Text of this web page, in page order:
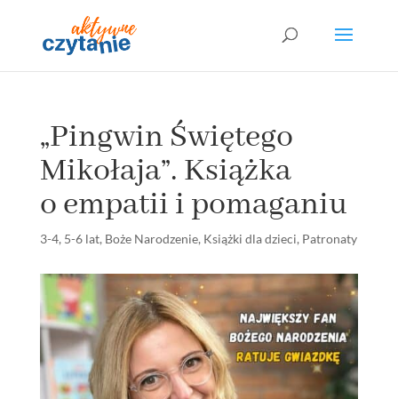
„Pingwin Świętego
Mikołaja”. Książka
o empatii i pomaganiu
3-4, 5-6 lat, Boże Narodzenie, Książki dla dzieci, Patronaty